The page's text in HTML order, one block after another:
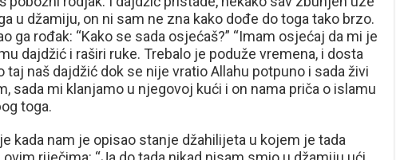
u džamiju, on ni sam ne zna kako dođe do toga tako brzo.
ga rođak: “Kako se sada osjećaš?” “Imam osjećaj da mi je
dajdžić i raširi ruke. Trebalo je poduže vremena, i dosta
taj naš dajdžić dok se nije vratio Allahu potpuno i sada živi
sada mi klanjamo u njegovoj kući i on nama priča o islamu
toga.
kada nam je opisao stanje džahilijeta u kojem je tada